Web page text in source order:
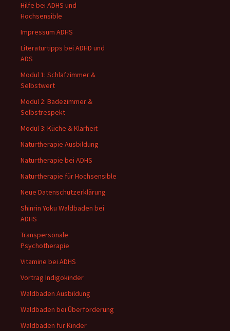
Hilfe bei ADHS und
Hochsensible
Impressum ADHS
Literaturtipps bei ADHD und
ADS
Modul 1: Schlafzimmer &
Selbstwert
Modul 2: Badezimmer &
Selbstrespekt
Modul 3: Küche & Klarheit
Naturtherapie Ausbildung
Naturtherapie bei ADHS
Naturtherapie für Hochsensible
Neue Datenschutzerklärung
Shinrin Yoku Waldbaden bei
ADHS
Transpersonale
Psychotherapie
Vitamine bei ADHS
Vortrag Indigokinder
Waldbaden Ausbildung
Waldbaden bei Überforderung
Waldbaden für Kinder